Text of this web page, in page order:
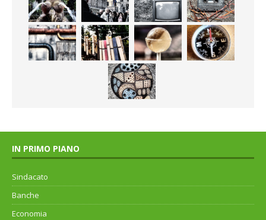
IN PRIMO PIANO
Sindacato
Banche
Economia